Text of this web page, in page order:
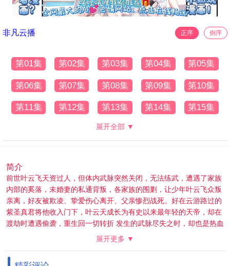
非凡云播 正序 倒序
第01集 第02集 第03集 第04集 第05集
第06集 第07集 第08集 第09集 第10集
第11集 第12集 第13集 第14集 第15集
展开全部 ▼
简介
前世叶云飞天资过人，但体内武脉突然关闭，无法练武，遭遇了家族
内部的奚落，未婚妻的私通背叛，各家族的围剿，让少年叶云飞众叛
亲离，好友被欺凌、挚爱伤心离开、父亲惨烈战死。好在云游路过的
紫圣真君将他收入门下，叶云天成长为有史以来最年轻的天帝，却在
渡劫时遭遇偷袭，重生回一切转折 发生的武脉尽失之时，却也是热血
少年时代。 再次遇
重新开始。体内尚存一缕天帝之魂，让前生记忆得以完好保存。内有
展开更多 ▼